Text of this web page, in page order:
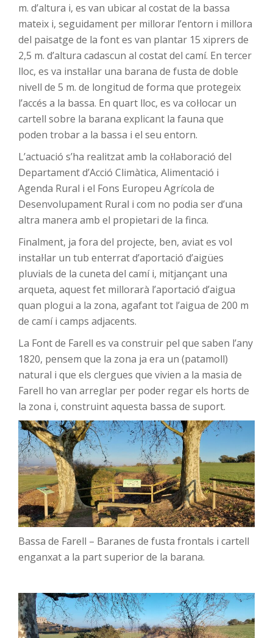
m. d’altura i, es van ubicar al costat de la bassa
mateix i, seguidament per millorar l’entorn i millora
del paisatge de la font es van plantar 15 xiprers de
2,5 m. d’altura cadascun al costat del camí. En tercer
lloc, es va instal·lar una barana de fusta de doble
nivell de 5 m. de longitud de forma que protegeix
l’accés a la bassa. En quart lloc, es va col·locar un
cartell sobre la barana explicant la fauna que
poden trobar a la bassa i el seu entorn.
L’actuació s’ha realitzat amb la col·laboració del
Departament d’Acció Climàtica, Alimentació i
Agenda Rural i el Fons Europeu Agrícola de
Desenvolupament Rural i com no podia ser d’una
altra manera amb el propietari de la finca.
Finalment, ja fora del projecte, ben, aviat es vol
instal·lar un tub enterrat d’aportació d’aigües
pluvials de la cuneta del camí i, mitjançant una
arqueta, aquest fet millorarà l’aportació d’aigua
quan plogui a la zona, agafant tot l’aigua de 200 m
de camí i camps adjacents.
La Font de Farell es va construir pel que saben l’any
1820, pensem que la zona ja era un (patamoll)
natural i que els clergues que vivien a la masia de
Farell ho van arreglar per poder regar els horts de
la zona i, construint aquesta bassa de suport.
Bassa de Farell – Baranes de fusta frontals i cartell
enganxat a la part superior de la barana.